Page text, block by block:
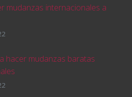
de la mudanza desde el
Lo que mucha gente no sabe es
difícil debido a los diversos
cuánto cuesta una mudanza a
mudanzas internacionales a
con tener la oportunidad
Sin embargo, muchas
muy complicado encontrar
todo porque no sabemos
hacer mudanzas baratas
las mudanzas a otro país están